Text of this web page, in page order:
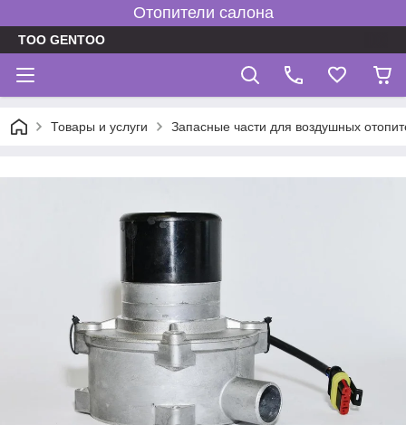
Отопители салона
TOO GENTOO
Товары и услуги Запасные части для воздушных